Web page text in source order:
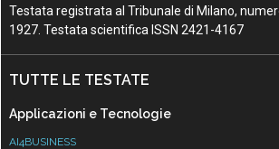
Testata registrata al Tribunale di Milano,
1927. Testata scientifica ISSN 2421-4167
TUTTE LE TESTATE
Applicazioni e Tecnologie
AI4BUSINESS